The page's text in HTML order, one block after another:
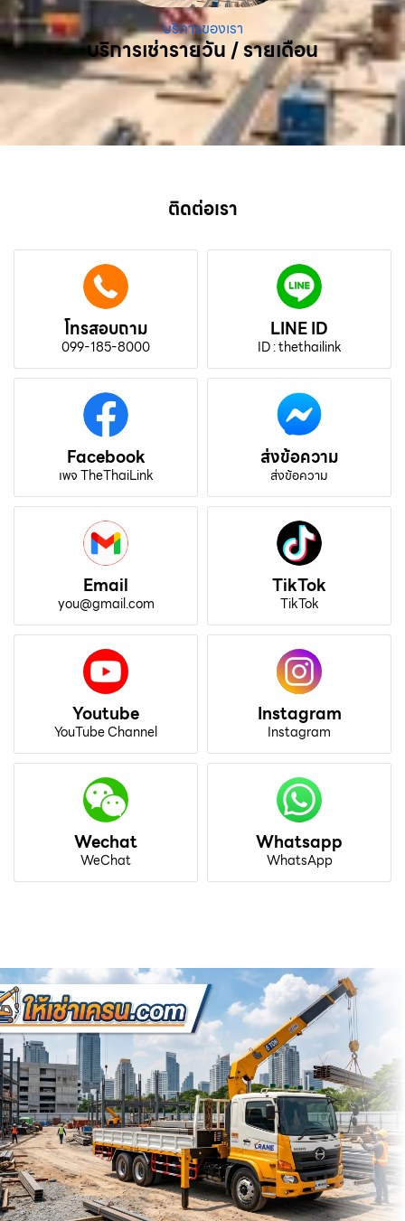
บริการของเรา
บริการเช่ารายวัน / รายเดือน
ติดต่อเรา
โทรสอบถาม
099-185-8000
LINE ID
ID : thethailink
Facebook
เพจ TheThaiLink
ส่งข้อความ
ส่งข้อความ
Email
you@gmail.com
TikTok
TikTok
Youtube
YouTube Channel
Instagram
Instagram
Wechat
WeChat
Whatsapp
WhatsApp